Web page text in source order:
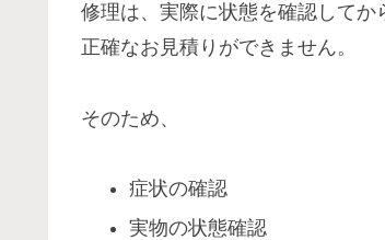
修理は、実際に状態を確認してか
正確なお見積りができません。
そのため、
症状の確認
実物の状態確認